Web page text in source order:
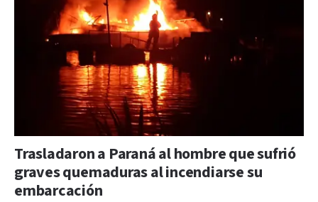
Trasladaron a Paraná al hombre que sufrió
graves quemaduras al incendiarse su
embarcación